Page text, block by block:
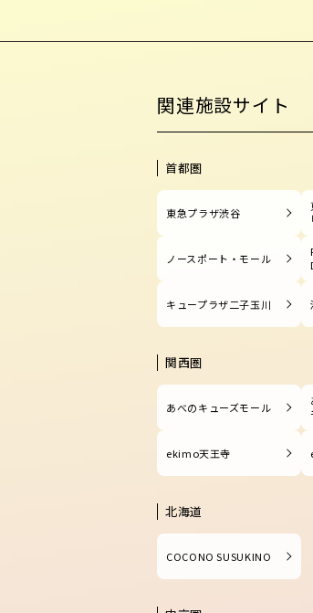
関連施設サイト
首都圏
東急プラザ渋谷
ノースポート・モール
キュープラザ二子玉川
関西圏
あべのキューズモール
ekimo天王寺
北海道
COCONO SUSUKINO